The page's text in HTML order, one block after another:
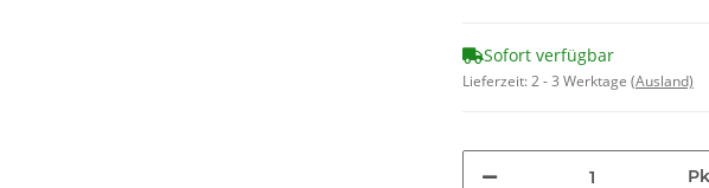
Sofort verfügbar
Lieferzeit:2 - 3 Werktage (Ausland)